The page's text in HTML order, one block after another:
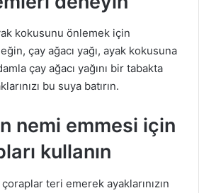
kokusunu önlemek için
çay ağacı yağı, ayak kokusuna
çay ağacı yağını bir tabakta
bu suya batırın.
nemi emmesi için
kullanın
teri emerek ayaklarınızın